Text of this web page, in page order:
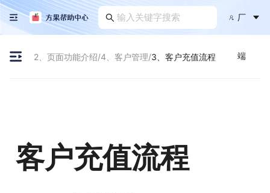
厂
端
2、页面功能介绍/4、客户管理/3、客户充值流程
客户充值流程